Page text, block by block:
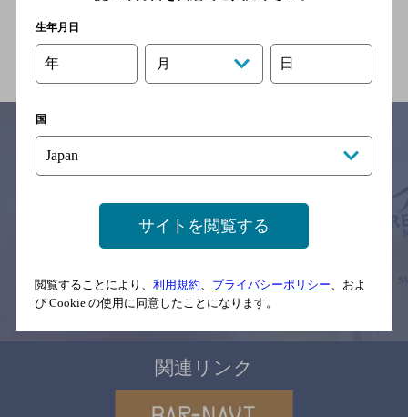
関連ページ
※それぞれのお店のメニューや営業時間などの掲載情報については、
予告なしに変更されることがありますので、
念のためお店にご確認の上ご来店くださいますようお願い申し上げま
す。
情報提供：ぐるなび
関連リンク
生年月日
年 月 日
国
サイトを閲覧する
閲覧することにより、 利用規約 プライバシーポリシー 、およ
び Cookie の使用に同意したことになります。